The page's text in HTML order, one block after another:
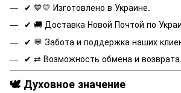
✔ 💙💛 Изготовлено в Украине.
✔ 🚚 Доставка Новой Почтой по
✔ 💬 Забота и поддержка наших
✔ ⇄ Возможность обмена и возврата.
🕊️ Духовное значение